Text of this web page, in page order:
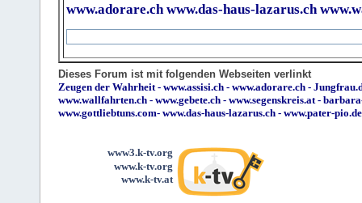
www.adorare.ch www.das-haus-lazarus.ch
Dieses Forum ist mit folgenden Webseiten verlinkt
Zeugen der Wahrheit - www.assisi.ch - www.adorare.ch -
www.wallfahrten.ch - www.gebete.ch - www.segenskreis.at -
www.gottliebtuns.com- www.das-haus-lazarus.ch - www.pater-pio.de
www3.k-tv.org
www.k-tv.org
www.k-tv.at